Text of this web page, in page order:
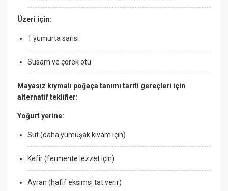
Üzeri için:
1 yumurta sarısı
Susam ve çörek otu
Mayasız kıymalı poğaça tanımı tarifi gereçleri için
alternatif teklifler:
Yoğurt yerine:
Süt (daha yumuşak kıvam için)
Kefir (fermente lezzet için)
Ayran (hafif ekşimsi tat verir)